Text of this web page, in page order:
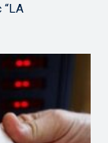
“LA